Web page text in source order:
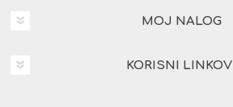
MOJ NALOG
KORISNI LINKOVI